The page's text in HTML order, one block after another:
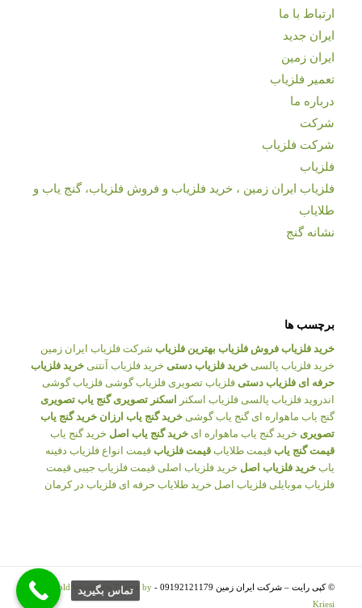
ارتباط با ما
ایران جدید
ایران زمین
تعمیر فلزیاب
درباره ما
شرکت
شرکت فلزیاب
فلزیاب
فلزیاب ایران زمین ، خرید فلزیاب و فروش فلزیاب، گنج یاب و
طلایاب
نشانه گنج
برچسب ها
خرید فلزیاب فروش فلزیاب بهترین فلزیاب شرکت فلزیاب ایران زمین
خرید فلزیاب پالسی خرید فلزیاب دستی خرید فلزیاب آنتنی خرید فلزیاب
حرفه ای فلزیاب دستی فلزیاب تصویری فلزیاب گوشی فلزیاب گوشی
اندروید فلزیاب پالسی فلزیاب اسکنر اسکنر تصویری گنج یاب تصویری
گنج یاب ماهواره ای گنج یاب گوشی خرید گنج یاب ارزان خرید گنج یاب
تصویری خرید گنج یاب ماهواره ای خرید گنج یاب اصل خرید گنج یاب
قیمت گنج یاب قیمت طلایاب قیمت فلزیاب قیمت انواع فلزیاب دفینه
یاب خرید فلزیاب اصل خرید فلزیاب اصلی قیمت فلزیاب جیبی قیمت
فلزیاب موبایلی فلزیاب اصل خرید طلایاب حرفه ای فلزیاب در کرمان
© کپی رایت – شرکت ایران زمین 09192121179 -
Enfold WordPress Theme by
Kriesi
تماس بگيريد